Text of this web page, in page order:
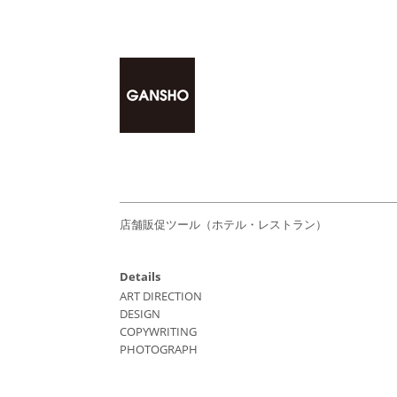
店舗販促ツール（ホテル・レストラン）
Details
ART DIRECTION
DESIGN
COPYWRITING
PHOTOGRAPH